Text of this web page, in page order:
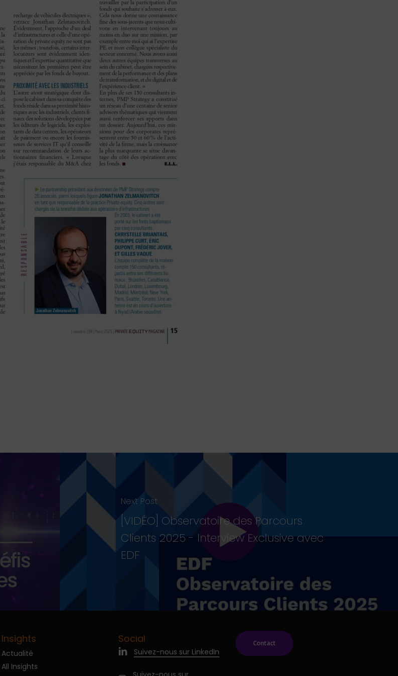
Next Post
[VIDÉO] Observatoire des Parcours
Clients 2025 - Interview Exclusive avec
EDF
Insights
Actualité
All Insights
Social
Suivez-nous sur LinkedIn
Contact